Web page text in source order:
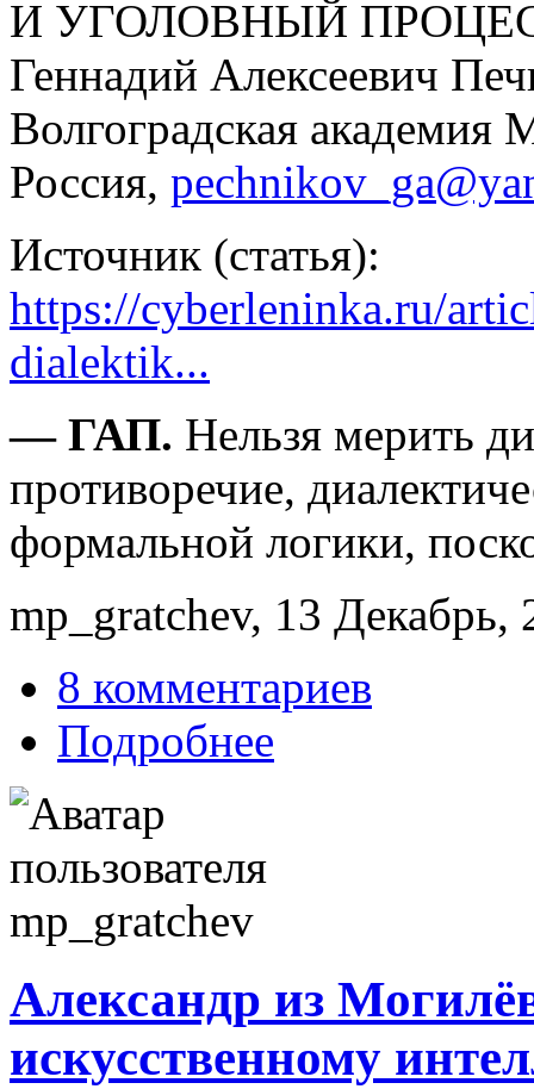
И УГОЛОВНЫЙ
Геннадий Алексеевич
Волгоградская
Россия,
Источник (статья):
https://cyberleninka.ru/
dialektik...
— ГАП. Нельзя мерить
противоречие,
формальной логики,
mp_gratchev, 13 Декабрь,
8 комментариев
Подробнее
Александр из
искусственному